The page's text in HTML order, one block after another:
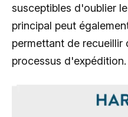
susceptibles d'oublier
principal peut
permettant de recueillir
processus d'expédition.